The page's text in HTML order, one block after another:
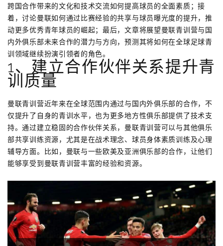
跨国合作带来的文化和技术交流如何提高球员的全面素质；接
着，讨论曼联如何通过比赛经验的共享与球员曝光度的提升，推
动更多优秀青年球员的崛起；最后，文章将展望曼联青训营与国
内外俱乐部未来合作的潜力与方向，预测其将如何在全球足球青
训领域继续扮演引领者的角色。
1、建立合作伙伴关系提升青
训质量
曼联青训营近年来在全球范围内通过与国内外俱乐部的合作，不
仅提升了自身的青训水平，也为更多地方性俱乐部提供了技术支
持。通过建立稳固的合作伙伴关系，曼联青训营可以与其他俱乐
部共享训练资源，尤其是在战术理念、球员身体素质训练及心理
辅导方面。比如，曼联与一些欧美及亚洲俱乐部的合作，让他们
能够享受到曼联青训营丰富的经验和资源。